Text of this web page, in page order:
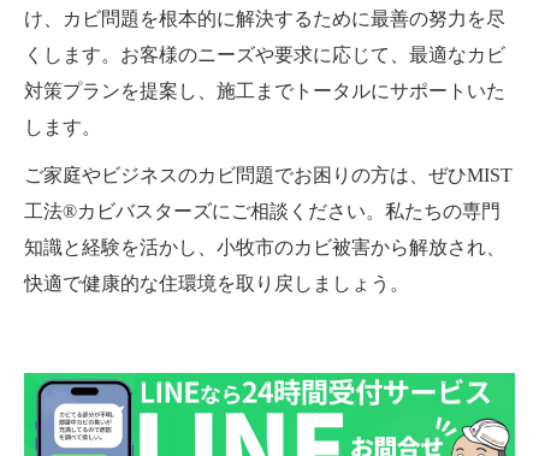
け、カビ問題を根本的に解決するために最善の努力を尽
くします。お客様のニーズや要求に応じて、最適なカビ
対策プランを提案し、施工までトータルにサポートいた
します。
ご家庭やビジネスのカビ問題でお困りの方は、ぜひMIST
工法®カビバスターズにご相談ください。私たちの専門
知識と経験を活かし、小牧市のカビ被害から解放され、
快適で健康的な住環境を取り戻しましょう。